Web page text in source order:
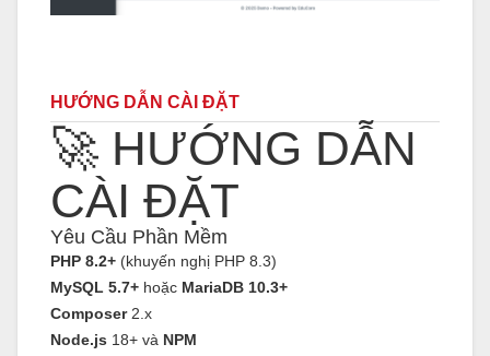
HƯỚNG DẪN CÀI ĐẶT
🚀 HƯỚNG DẪN
CÀI ĐẶT
Yêu Cầu Phần Mềm
PHP 8.2+ (khuyến nghị PHP 8.3)
MySQL 5.7+ hoặc MariaDB 10.3+
Composer2.x
Node.js 18+ và NPM